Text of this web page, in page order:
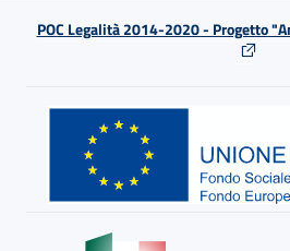
POC Legalità 2014-2020 - Progetto